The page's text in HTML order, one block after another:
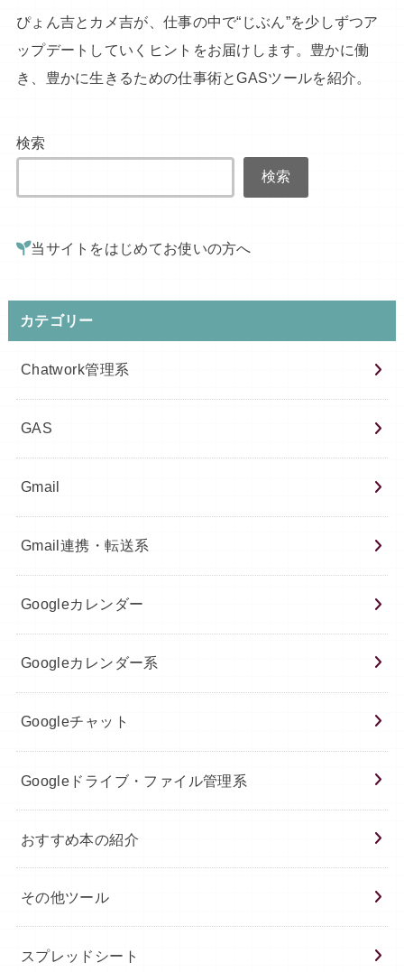
ぴょん吉とカメ吉が、仕事の中で“じぶん”を少しずつア
ップデートしていくヒントをお届けします。豊かに働
き、豊かに生きるための仕事術とGASツールを紹介。
検索
検索
当サイトをはじめてお使いの方へ
カテゴリー
Chatwork管理系
GAS
Gmail
Gmail連携・転送系
Googleカレンダー
Googleカレンダー系
Googleチャット
Googleドライブ・ファイル管理系
おすすめ本の紹介
その他ツール
スプレッドシート